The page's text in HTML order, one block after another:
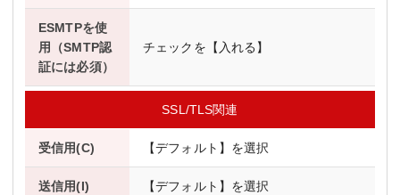
ESMTPを使
用（SMTP認
証には必須）
チェックを【入れる】
SSL/TLS関連
受信用(C) 【デフォルト】を選択
送信用(I) 【デフォルト】を選択